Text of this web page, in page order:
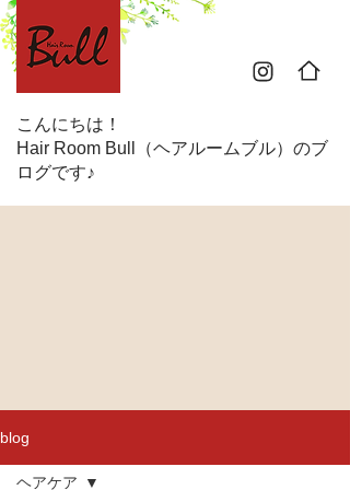
こんにちは！
Hair Room Bull（ヘアルームブル）のブ
ログです♪
blog
ヘアケア